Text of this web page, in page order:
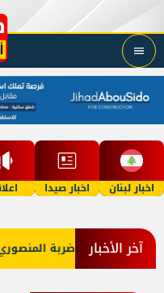
اخبار لبنان اخبار صيدا
آخر الأخبارضربة المنصوري...